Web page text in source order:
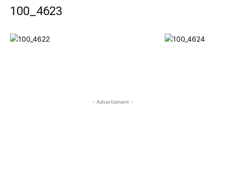
100_4623
- Advertisment -